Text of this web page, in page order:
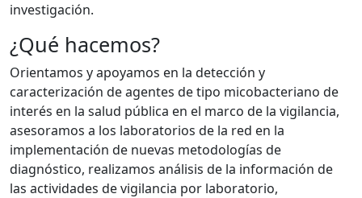
investigación.
¿Qué hacemos?
Orientamos y apoyamos en la detección y
caracterización de agentes de tipo micobacteriano de
interés en la salud pública en el marco de la vigilancia,
asesoramos a los laboratorios de la red en la
implementación de nuevas metodologías de
diagnóstico, realizamos análisis de la información de
las actividades de vigilancia por laboratorio,